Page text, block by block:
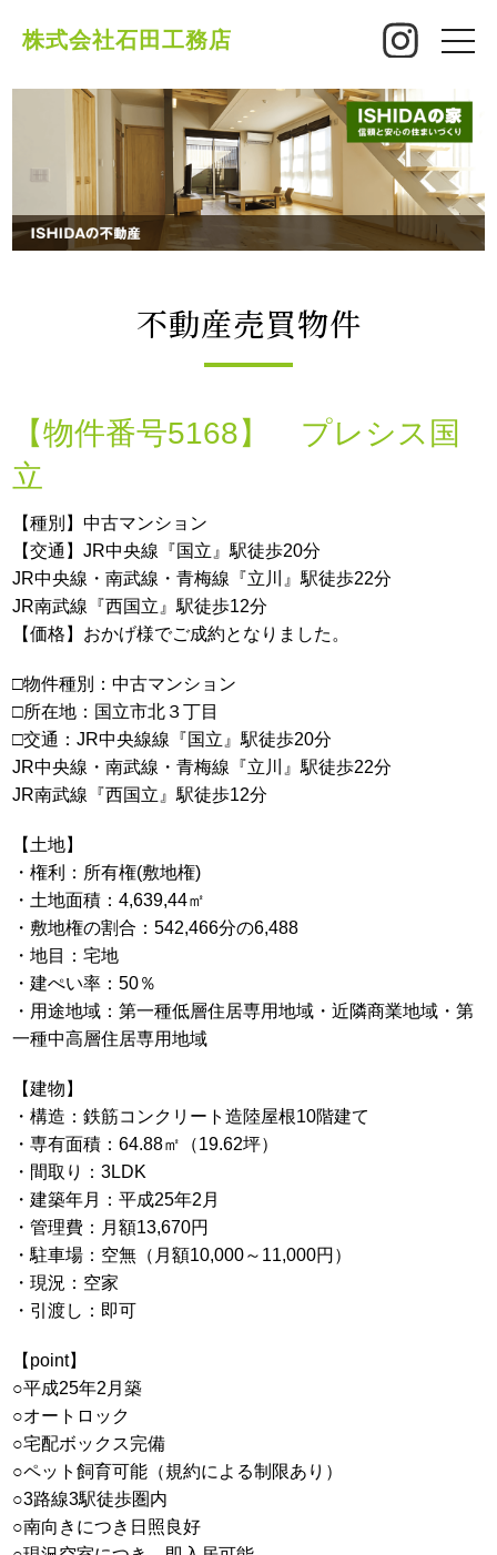
株式会社石田工務店
toggle
不動産売買物件
【物件番号5168】 プレシス国
立
【種別】中古マンション
【交通】JR中央線『国立』駅徒歩20分
JR中央線・南武線・青梅線『立川』駅徒歩22分
JR南武線『西国立』駅徒歩12分
【価格】おかげ様でご成約となりました。
□物件種別：中古マンション
□所在地：国立市北３丁目
□交通：JR中央線線『国立』駅徒歩20分
JR中央線・南武線・青梅線『立川』駅徒歩22分
JR南武線『西国立』駅徒歩12分
【土地】
・権利：所有権(敷地権)
・土地面積：4,639,44㎡
・敷地権の割合：542,466分の6,488
・地目：宅地
・建ぺい率：50％
・用途地域：第一種低層住居専用地域・近隣商業地域・第
一種中高層住居専用地域
【建物】
・構造：鉄筋コンクリート造陸屋根10階建て
・専有面積：64.88㎡（19.62坪）
・間取り：3LDK
・建築年月：平成25年2月
・管理費：月額13,670円
・駐車場：空無（月額10,000～11,000円）
・現況：空家
・引渡し：即可
【point】
○平成25年2月築
○オートロック
○宅配ボックス完備
○ペット飼育可能（規約による制限あり）
○3路線3駅徒歩圏内
○南向きにつき日照良好